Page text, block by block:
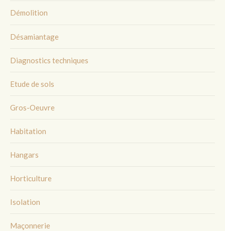
Démolition
Désamiantage
Diagnostics techniques
Etude de sols
Gros-Oeuvre
Habitation
Hangars
Horticulture
Isolation
Maçonnerie